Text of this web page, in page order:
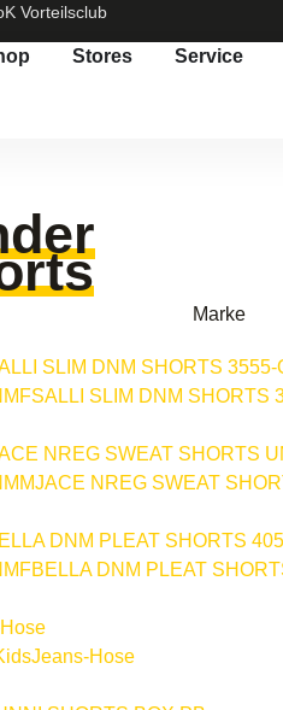
Vorteilsclub
Stores Service
Marke
SLIM DNM SHORTS
NREG SWEAT
DNM PLEAT
Jeans-Hose